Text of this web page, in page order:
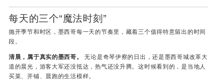
每天的三个“魔法时刻”
抛开季节和时区，墨西哥每一天的节奏里，藏着三个值得特意留出的时间
段。
清晨，属于真实的墨西哥。
无论是奇琴伊察的日出，还是墨西哥城改革大
道的晨光，游客大军还没抵达，热气还没升腾。这时候看到的，是当地人
买菜、开铺、晨跑的生活模样。